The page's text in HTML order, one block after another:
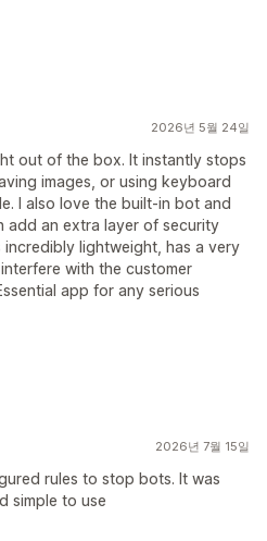
2026년 5월 24일
out of the box. It instantly stops
images, or using keyboard
I also love the built-in bot and
add an extra layer of security
lightweight, has a very
with the customer
app for any serious
2026년 7월 15일
rules to stop bots. It was
simple to use